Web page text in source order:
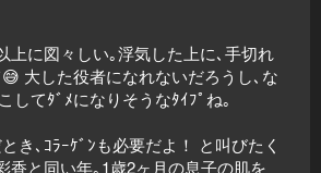
上に図々しい｡浮気した上に､手切れ
大した役者になれないだろうし､な
してﾀﾞﾒになりそうなﾀｲﾌﾟね｡
き､ｺﾗｰｹﾞﾝも必要だよ！ と叫びたく
香と同い年｡1歳2ヶ月の息子の肌を